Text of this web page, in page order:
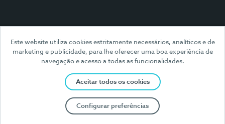
Este website utiliza cookies estritamente necessários, analíticos e de
marketing e publicidade, para lhe oferecer uma boa experiência de
navegação e acesso a todas as funcionalidades.
Aceitar todos os cookies
Configurar preferências